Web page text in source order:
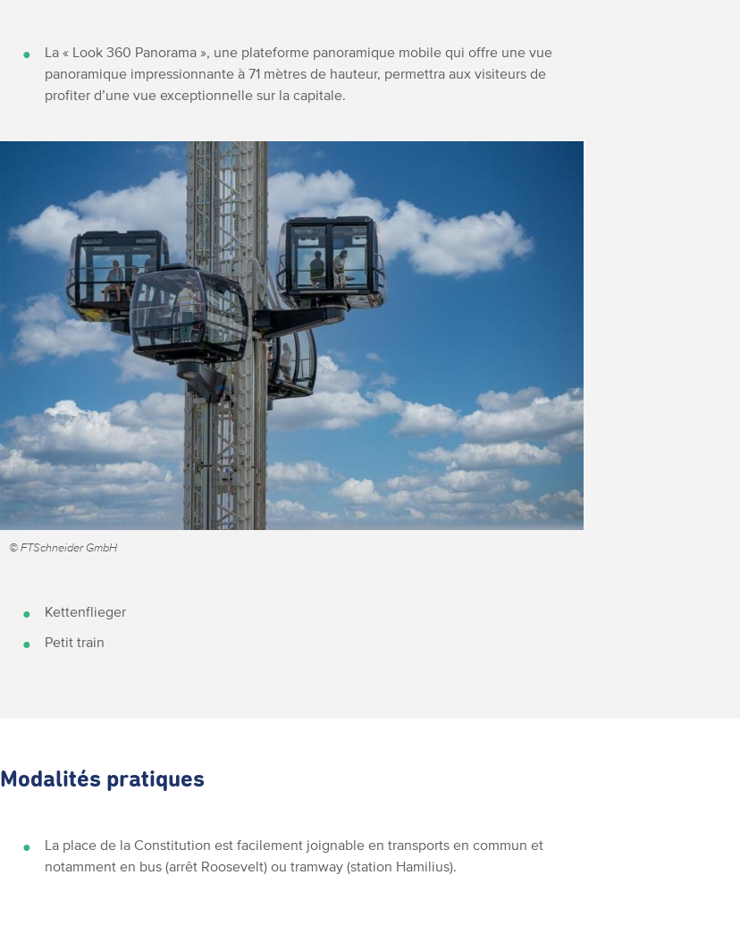
La « Look 360 Panorama », une plateforme panoramique mobile qui offre une vue
panoramique impressionnante à 71 mètres de hauteur, permettra aux visiteurs de
profiter d’une vue exceptionnelle sur la capitale.
© FTSchneider GmbH
Kettenflieger
Petit train
Modalités pratiques
La place de la Constitution est facilement joignable en transports en commun et
notamment en bus (arrêt Roosevelt) ou tramway (station Hamilius).